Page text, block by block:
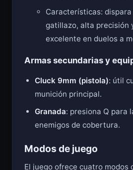
Características:
gatillazo, alta precisión
excelente en duelos a
Armas secundarias y
Cluck 9mm (pistola): útil
munición principal.
Granada: presiona Q para
enemigos de cobertura.
Modos de juego
El juego ofrece cuatro modos